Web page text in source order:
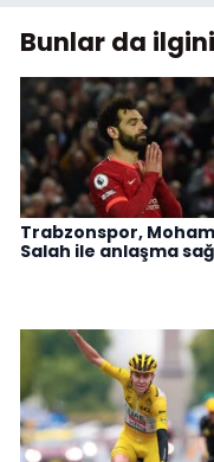
Bunlar da
Trabzonspor,
Salah ile anlaşma